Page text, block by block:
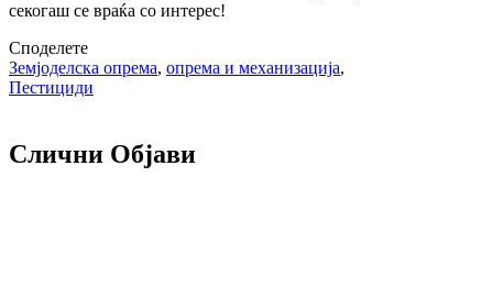
секогаш се враќа со интерес!
Споделете
Земјоделска опрема, опрема и механизација,
Пестициди
Слични Објави